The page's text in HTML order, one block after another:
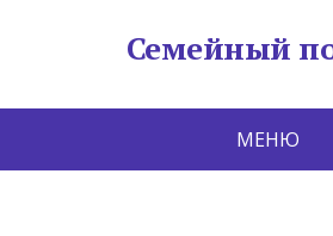
Семейный
МЕНЮ